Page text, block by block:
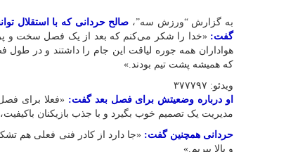
به گزارش “ورزش سه”، صالح حردانی که با استقلال
گفت: «خدا را شکر می‌کنم که بعد از یک فصل سخت و
هواداران همه جوره لیاقت این جام را داشتند و در
که همیشه پشت تیم بودند.»
ویدئو: ۳۷۷۷۹۷
او درباره وضعیتش برای فصل بعد گفت: «فعلا برای
مدیریت یک تصمیم خوب بگیرد و با جذب بازیکنان باکیفیت،
حردانی همچنین گفت: «جا دارد از کادر فنی فعلی هم
و بالا ببریم.»